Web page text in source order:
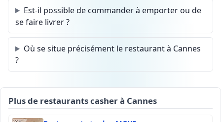
Est-il possible de commander à emporter ou de
se faire livrer ?
Où se situe précisément le restaurant à Cannes
?
Plus de restaurants casher à Cannes